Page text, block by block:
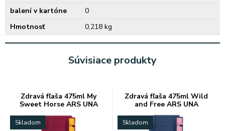
balení v kartóne
0
Hmotnosť
0,218 kg
Súvisiace produkty
Zdravá fľaša 475ml My
Sweet Horse ARS UNA
Skladom
Zdravá fľaša 475ml Wild
and Free ARS UNA
Skladom